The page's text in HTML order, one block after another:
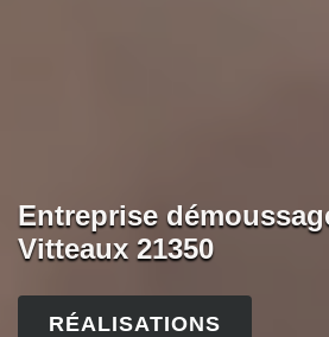
Entreprise
Vitteaux 21350
RÉALISATIONS